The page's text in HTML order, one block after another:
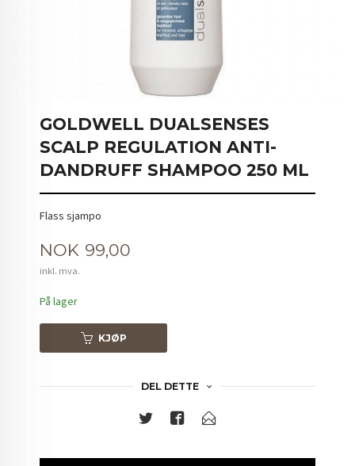
GOLDWELL DUALSENSES
SCALP REGULATION ANTI-
DANDRUFF SHAMPOO 250 ML
Flass sjampo
Pris
NOK 99,00
inkl. mva.
På lager
KJØP
DEL DETTE